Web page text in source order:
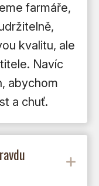
farmáře,
kvalitu, ale
Navíc
abychom
a chuť.